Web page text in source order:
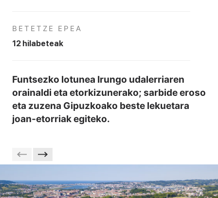
BETETZE EPEA
12 hilabeteak
Funtsezko lotunea Irungo udalerriaren
orainaldi eta etorkizunerako; sarbide eroso
eta zuzena Gipuzkoako beste lekuetara
joan-etorriak egiteko.